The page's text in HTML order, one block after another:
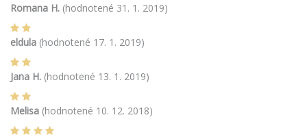
Romana H. (hodnotené 31. 1. 2019)
eldula (hodnotené 17. 1. 2019)
Jana H. (hodnotené 13. 1. 2019)
Melisa (hodnotené 10. 12. 2018)